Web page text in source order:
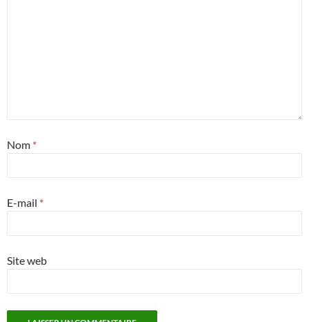
Nom *
E-mail *
Site web